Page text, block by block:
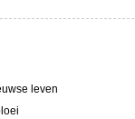
leven